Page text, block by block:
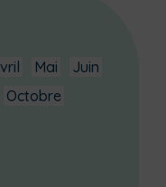
Mai
Juin
Octobre